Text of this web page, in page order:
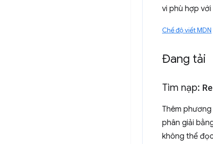
vi phù hợp
Chế độ viết MDN
Đang tải
Tìm nạp:
Thêm
phân giải
không thể